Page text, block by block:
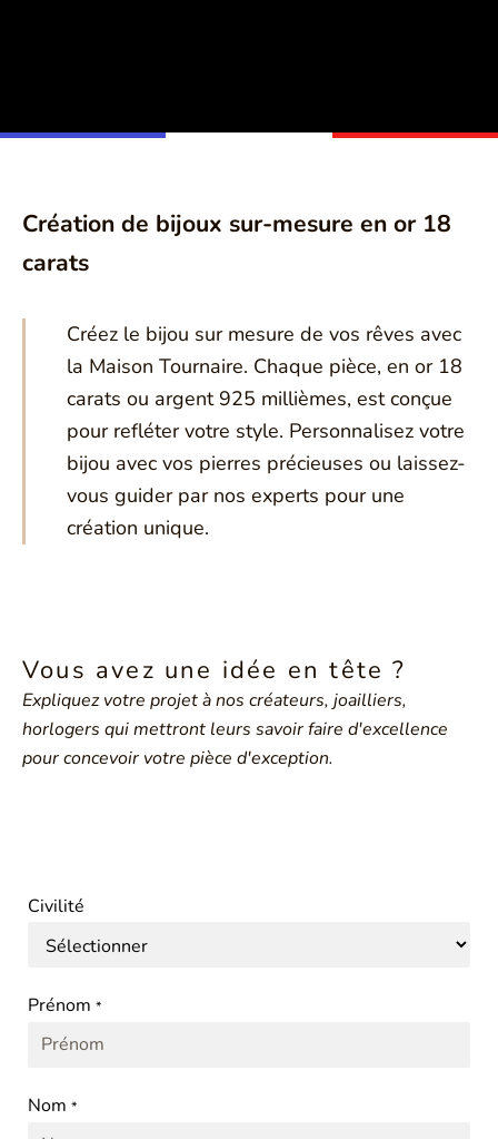
Création de bijoux sur-mesure en or 18
carats
Créez le bijou sur mesure de vos rêves avec
la Maison Tournaire. Chaque pièce, en or 18
carats ou argent 925 millièmes, est conçue
pour refléter votre style. Personnalisez votre
bijou avec vos pierres précieuses ou laissez-
vous guider par nos experts pour une
création unique.
Vous avez une idée en tête ?
Expliquez votre projet à nos créateurs, joailliers,
horlogers qui mettront leurs savoir faire d'excellence
pour concevoir votre pièce d'exception.
Civilité
Prénom *
Nom *